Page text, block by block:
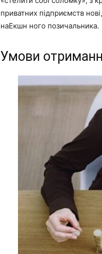
приватних підприємств
наЕкшн ного позичальника.
Умови